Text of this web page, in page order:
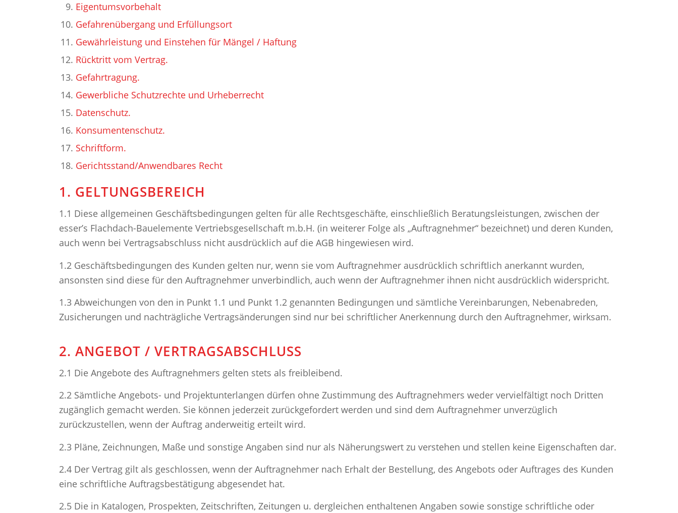
Eigentumsvorbehalt
Gefahrenübergang und Erfüllungsort
Gewährleistung und Einstehen für Mängel / Haftung
Rücktritt vom Vertrag.
Gefahrtragung.
Gewerbliche Schutzrechte und Urheberrecht
Datenschutz.
Konsumentenschutz.
Schriftform.
Gerichtsstand/Anwendbares Recht
1. GELTUNGSBEREICH
1.1 Diese allgemeinen Geschäftsbedingungen gelten für alle Rechtsgeschäfte, einschließlich Beratungsleistungen, zwischen der
esser’s Flachdach-Bauelemente Vertriebsgesellschaft m.b.H. (in weiterer Folge als „Auftragnehmer“ bezeichnet) und deren Kunden,
auch wenn bei Vertragsabschluss nicht ausdrücklich auf die AGB hingewiesen wird.
1.2 Geschäftsbedingungen des Kunden gelten nur, wenn sie vom Auftragnehmer ausdrücklich schriftlich anerkannt wurden,
ansonsten sind diese für den Auftragnehmer unverbindlich, auch wenn der Auftragnehmer ihnen nicht ausdrücklich widerspricht.
1.3 Abweichungen von den in Punkt 1.1 und Punkt 1.2 genannten Bedingungen und sämtliche Vereinbarungen, Nebenabreden,
Zusicherungen und nachträgliche Vertragsänderungen sind nur bei schriftlicher Anerkennung durch den Auftragnehmer, wirksam.
2. ANGEBOT / VERTRAGSABSCHLUSS
2.1 Die Angebote des Auftragnehmers gelten stets als freibleibend.
2.2 Sämtliche Angebots- und Projektunterlangen dürfen ohne Zustimmung des Auftragnehmers weder vervielfältigt noch Dritten
zugänglich gemacht werden. Sie können jederzeit zurückgefordert werden und sind dem Auftragnehmer unverzüglich
zurückzustellen, wenn der Auftrag anderweitig erteilt wird.
2.3 Pläne, Zeichnungen, Maße und sonstige Angaben sind nur als Näherungswert zu verstehen und stellen keine Eigenschaften dar.
2.4 Der Vertrag gilt als geschlossen, wenn der Auftragnehmer nach Erhalt der Bestellung, des Angebots oder Auftrages des Kunden
eine schriftliche Auftragsbestätigung abgesendet hat.
2.5 Die in Katalogen, Prospekten, Zeitschriften, Zeitungen u. dergleichen enthaltenen Angaben sowie sonstige schriftliche oder